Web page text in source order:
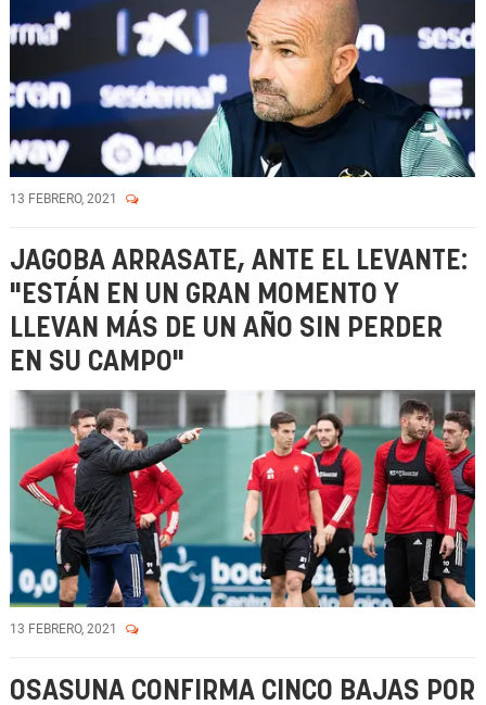
13 FEBRERO, 2021
JAGOBA ARRASATE, ANTE EL LEVANTE:
"ESTÁN EN UN GRAN MOMENTO Y
LLEVAN MÁS DE UN AÑO SIN PERDER
EN SU CAMPO"
13 FEBRERO, 2021
OSASUNA CONFIRMA CINCO BAJAS POR